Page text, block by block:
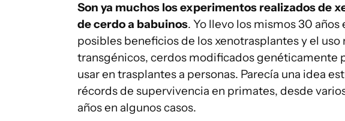
Son ya muchos los experimentos realizados de
de cerdo a babuinos. Yo llevo los mismos 30
posibles beneficios de los xenotrasplantes y el
transgénicos, cerdos modificados genéticamente
usar en trasplantes a personas. Parecía una idea
récords de supervivencia en primates, desde
años en algunos casos.